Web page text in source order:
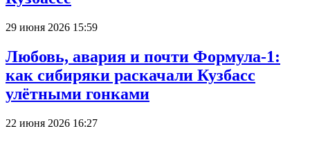
29 июня 2026 15:59
Любовь, авария и почти Формула-1:
как сибиряки раскачали Кузбасс
улётными гонками
22 июня 2026 16:27